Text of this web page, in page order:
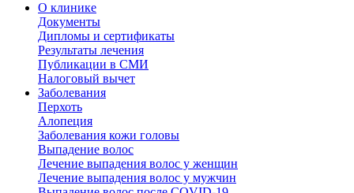
О клинике
Документы
Дипломы и сертификаты
Результаты лечения
Публикации в СМИ
Налоговый вычет
Заболевания
Перхоть
Алопеция
Заболевания кожи головы
Выпадение волос
Лечение выпадения волос у женщин
Лечение выпадения волос у мужчин